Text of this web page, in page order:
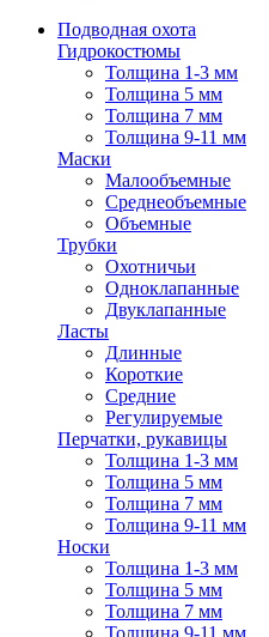
Подводная охота
Гидрокостюмы
Толщина 1-3 мм
Толщина 5 мм
Толщина 7 мм
Толщина 9-11 мм
Маски
Малообъемные
Среднеобъемные
Объемные
Трубки
Охотничьи
Одноклапанные
Двуклапанные
Ласты
Длинные
Короткие
Средние
Регулируемые
Перчатки, рукавицы
Толщина 1-3 мм
Толщина 5 мм
Толщина 7 мм
Толщина 9-11 мм
Носки
Толщина 1-3 мм
Толщина 5 мм
Толщина 7 мм
Толщина 9-11 мм